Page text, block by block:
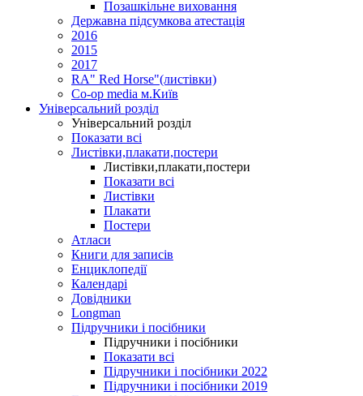
Позашкільне виховання
Державна підсумкова атестація
2016
2015
2017
RA" Red Horse"(листівки)
Co-op media м.Київ
Універсальний розділ
Універсальний розділ
Показати всі
Листівки,плакати,постери
Листівки,плакати,постери
Показати всі
Листівки
Плакати
Постери
Атласи
Книги для записів
Енциклопедії
Календарі
Довідники
Longman
Підручники і посібники
Підручники і посібники
Показати всі
Підручники і посібники 2022
Підручники і посібники 2019